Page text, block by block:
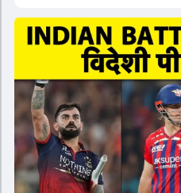
के तहत Bhuvneshwar Kumar,
जैसे भारतीय खिलाड़ियों को टीम में शामिल
किया। इसके अलावा, Virat Kohli की
अब टीम के युवा खिलाड़ियों के साथ
Patidar के नेतृत्व में टीम का
मैनेजमेंट तक, सभी एक ही पेज पर रहते हैं,
होता। यही कारण है कि RCB ने